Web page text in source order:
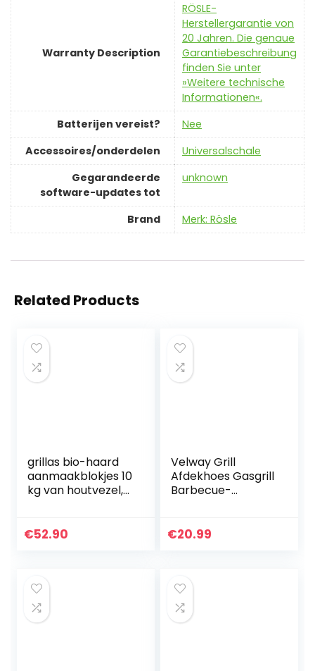
Warranty Description
‎RÖSLE-
Herstellergarantie von
20 Jahren. Die genaue
Garantiebeschreibung
finden Sie unter
»Weitere technische
Informationen«.
Batterijen vereist?
‎Nee
Accessoires/onderdelen
‎Universalschale
Gegarandeerde
software-updates tot
‎unknown
Brand Merk: Rösle
Related Products
grillas bio-haard
aanmaakblokjes 10
kg van houtvezel,
barbecue
€52.90
Velway Grill
Afdekhoes Gasgrill
Barbecue-
Afdekking
€20.99